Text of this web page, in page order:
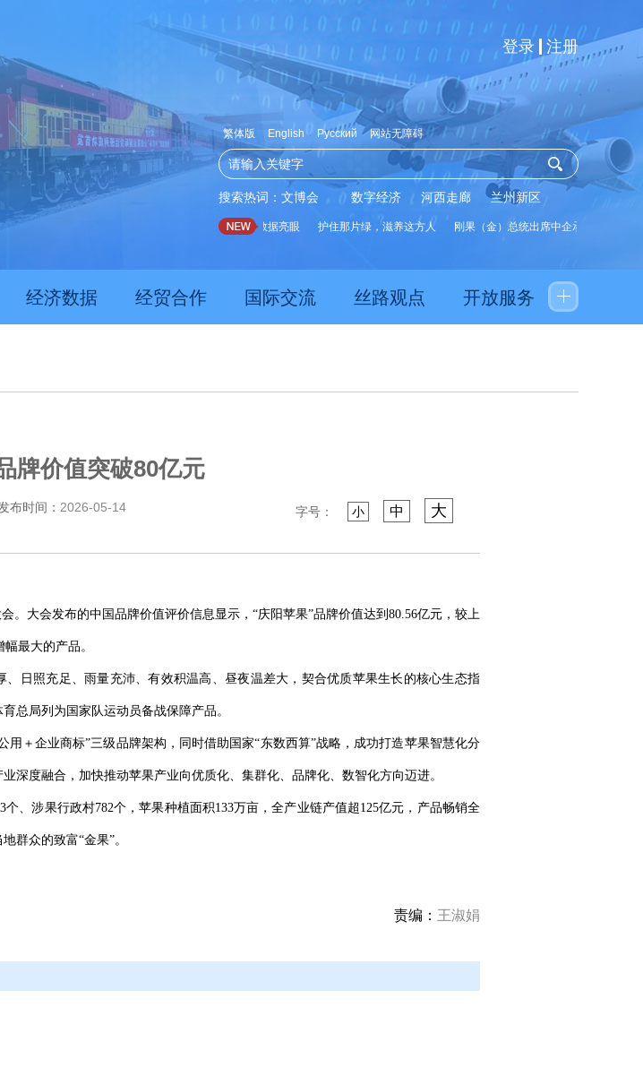
登录 注册
繁体版 English Русский 网站无障碍
搜索热词： 文博会 数字经济 河西走廊 兰州新区
续向新向优向好发展 甘肃上半年新质生产力发展数据亮眼 护住那片绿，滋养这方人 刚果（金）总统出席中企承建水厂启用仪
经济数据 经贸合作 国际交流 丝路观点 开放服务
牌价值突破80亿元
布时间： 2026-05-14 字号： 小 中 大
。大会发布的中国品牌价值评价信息显示，“庆阳苹果”品牌价值达到80.56亿元，较上
最大的产品。
日照充足、雨量充沛、有效积温高、昼夜温差大，契合优质苹果生长的核心生态指
总局列为国家队运动员备战保障产品。
＋企业商标”三级品牌架构，同时借助国家“东数西算”战略，成功打造苹果智慧化分
深度融合，加快推动苹果产业向优质化、集群化、品牌化、数智化方向迈进。
、涉果行政村782个，苹果种植面积133万亩，全产业链产值超125亿元，产品畅销全
群众的致富“金果”。
责编： 王淑娟